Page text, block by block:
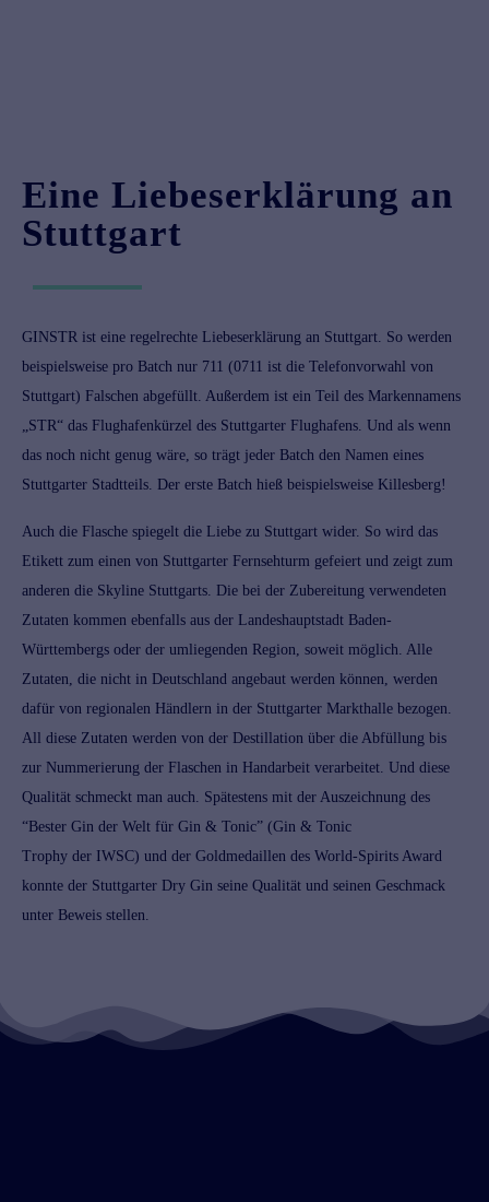
Eine Liebeserklärung an
Stuttgart
GINSTR ist eine regelrechte Liebeserklärung an Stuttgart. So werden
beispielsweise pro Batch nur 711 (0711 ist die Telefonvorwahl von
Stuttgart) Falschen abgefüllt. Außerdem ist ein Teil des Markennamens
„STR“ das Flughafenkürzel des Stuttgarter Flughafens. Und als wenn
das noch nicht genug wäre, so trägt jeder Batch den Namen eines
Stuttgarter Stadtteils. Der erste Batch hieß beispielsweise Killesberg!
Auch die Flasche spiegelt die Liebe zu Stuttgart wider. So wird das
Etikett zum einen von Stuttgarter Fernsehturm gefeiert und zeigt zum
anderen die Skyline Stuttgarts. Die bei der Zubereitung verwendeten
Zutaten kommen ebenfalls aus der Landeshauptstadt Baden-
Württembergs oder der umliegenden Region, soweit möglich. Alle
Zutaten, die nicht in Deutschland angebaut werden können, werden
dafür von regionalen Händlern in der Stuttgarter Markthalle bezogen.
All diese Zutaten werden von der Destillation über die Abfüllung bis
zur Nummerierung der Flaschen in Handarbeit verarbeitet. Und diese
Qualität schmeckt man auch. Spätestens mit der Auszeichnung des
“Bester Gin der Welt für Gin & Tonic” (Gin & Tonic
Trophy der IWSC) und der Goldmedaillen des World-Spirits Award
konnte der Stuttgarter Dry Gin seine Qualität und seinen Geschmack
unter Beweis stellen.